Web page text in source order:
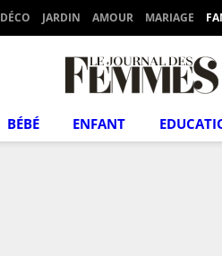
DÉCO JARDIN AMOUR MARIAGE
BÉBÉ ENFANT